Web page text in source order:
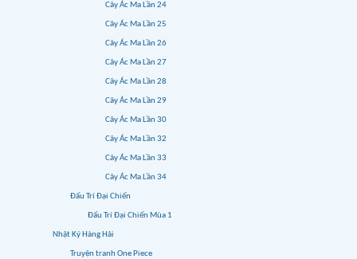
Cây Ác Ma Lần 24
Cây Ác Ma Lần 25
Cây Ác Ma Lần 26
Cây Ác Ma Lần 27
Cây Ác Ma Lần 28
Cây Ác Ma Lần 29
Cây Ác Ma Lần 30
Cây Ác Ma Lần 32
Cây Ác Ma Lần 33
Cây Ác Ma Lần 34
Đấu Trí Đại Chiến
Đấu Trí Đại Chiến Mùa 1
Nhật Ký Hàng Hải
Truyện tranh One Piece